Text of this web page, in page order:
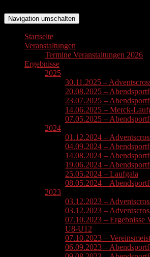
Navigation umschalten
Startseite
Veranstaltungen
Termine Veranstaltungen 2026
Ergebnisse
2025
30.11.2025 –
20.08.2025 –
23.07.2025 –
14.06.2025 – Merck-
07.05.2025 –
2024
01.12.2024 –
04.09.2024 –
14.08.2024 –
19.06.2024 –
25.05.2024 – Laufgala
08.05.2024 –
2023
03.12.2023 –
03.12.2023 –
07.10.2023 – Ergebnisse
U8-U12
07.10.2023 –
06.09.2023 –